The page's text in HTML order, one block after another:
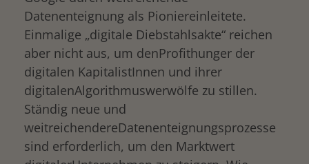
Datenenteignung als Pioniereinleitete.
Einmalige „digitale Diebstahlsakte“ reichen
aber nicht aus, um denProfithunger der
digitalen KapitalistInnen und ihrer
digitalenAlgorithmuswerwölfe zu stillen.
Ständig neue und
weitreichendereDatenenteignungsprozesse
sind erforderlich, um den Marktwert